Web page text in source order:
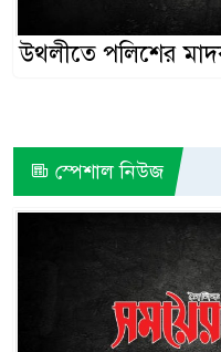
উথলীতে পলিশের
স্পেশাল নিউজ